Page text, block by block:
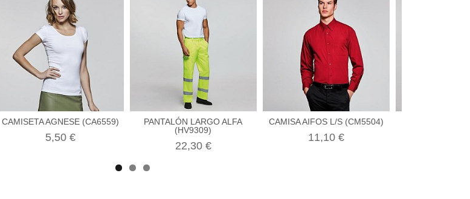
CAMISETA AGNESE (CA6559)
5,50 €
PANTALÓN LARGO ALFA
(HV9309)
22,30 €
CAMISA AIFOS L/S (CM5504)
11,10 €